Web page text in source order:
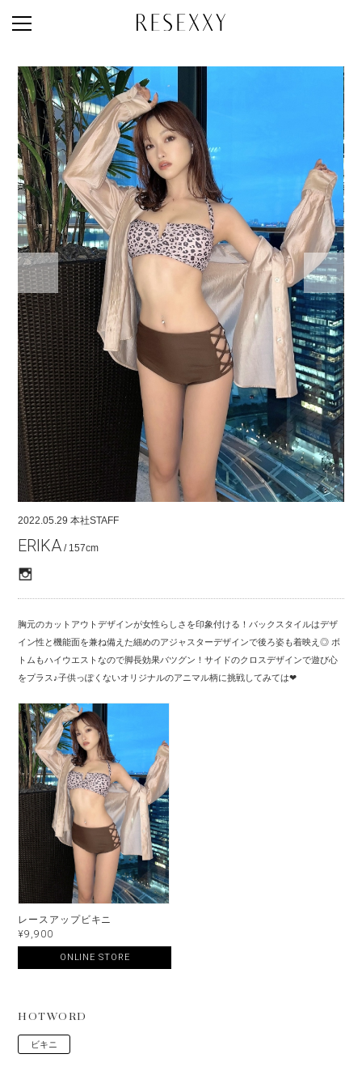
STAFF STYLE
2022.05.29 本社STAFF
ERIKA / 157cm
胸元のカットアウトデザインが女性らしさを印象付ける！バックスタイルはデザ
イン性と機能面を兼ね備えた細めのアジャスターデザインで後ろ姿も着映え◎ ボ
トムもハイウエストなので脚長効果バツグン！サイドのクロスデザインで遊び心
をプラス♪子供っぽくないオリジナルのアニマル柄に挑戦してみては❤︎
レースアップビキニ
¥9,900
ONLINE STORE
HOTWORD
ビキニ
NEWS
MAGAZINE
LOOK BOOK
NEW ARRIVAL
RANKING
STYLE PHOTO
ACCOUNT
SHOP LIST
CONCEPT
ONLINE STORE
COMPANY
CONTACT
RECRUIT
FOR BUSINESS PARTNER